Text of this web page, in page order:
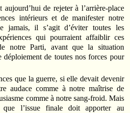
aujourd’hui de rejeter à l’arrière-place
intérieurs et de manifester notre
jamais, il s’agit d’éviter toutes les
qui pourraient affaiblir ces
notre Parti, avant que la situation
de toutes nos forces pour
que la guerre, si elle devait devenir
audace comme à notre maîtrise de
comme à notre sang-froid. Mais
l’issue finale doit apporter au